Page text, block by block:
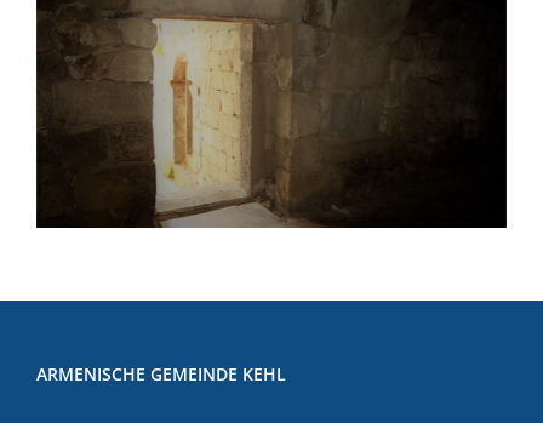
ARMENISCHE GEMEINDE KEHL